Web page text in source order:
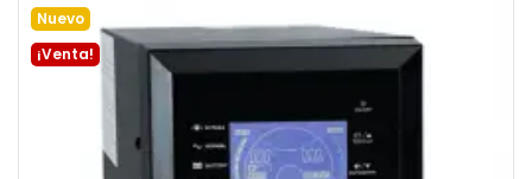
Nuevo
¡Venta!